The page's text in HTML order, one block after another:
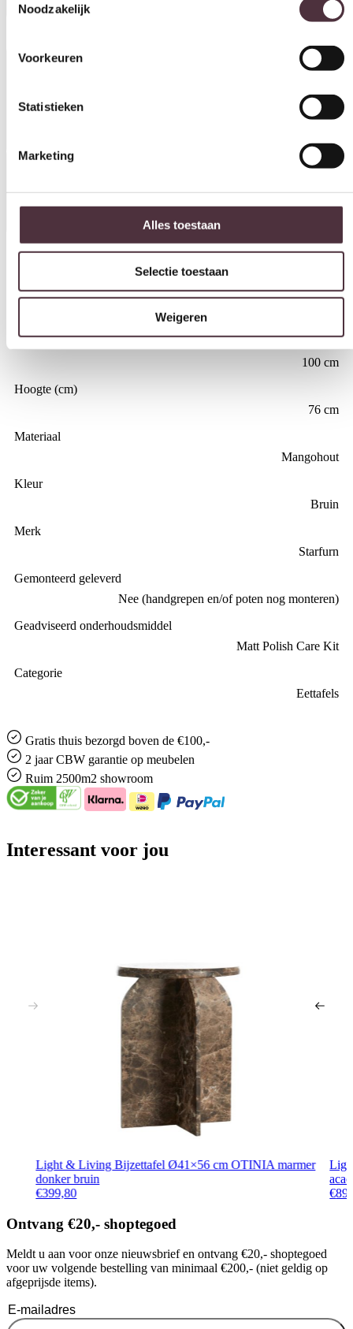
Alles toestaan
Selectie toestaan
Weigeren
Productinformatie
Specificaties
Vorm
Breedte (cm)
Diepte (cm)
100 cm
Hoogte (cm)
76 cm
Materiaal
Mangohout
Kleur
Bruin
Merk
Starfurn
Gemonteerd geleverd
Nee (handgrepen en/of poten nog monteren)
Geadviseerd onderhoudsmiddel
Matt Polish Care Kit
Categorie
Eettafels
Gratis thuis bezorgd boven de €100,-
2 jaar CBW garantie op meubelen
Ruim 2500m2 showroom
Interessant voor jou
Light & Living Bijzettafel Ø41×56 cm OTINIA marmer
donker bruin
€399,80
€
Ontvang €20,- shoptegoed
Meldt u aan voor onze nieuwsbrief en ontvang €20,- shoptegoed
voor uw volgende bestelling van minimaal €200,- (niet geldig op
afgeprijsde items).